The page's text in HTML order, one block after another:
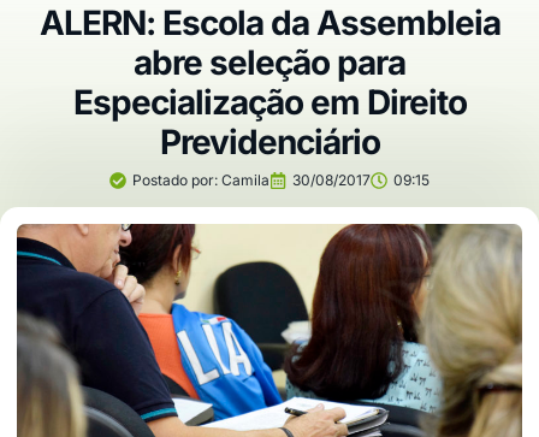
ALERN: Escola da Assembleia
abre seleção para
Especialização em Direito
Previdenciário
Postado por: Camila 30/08/2017 09:15